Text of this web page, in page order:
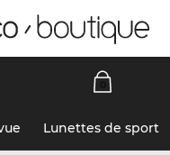
Lunettes de sport